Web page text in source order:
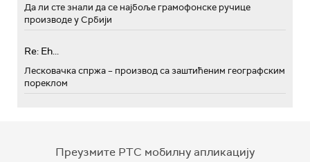
Да ли сте знали да се најбоље грамофонске ручице
производе у Србији
Re: Eh...
Лесковачка спржа – производ са заштићеним географским
пореклом
Преузмите РТС мобилну апликацију